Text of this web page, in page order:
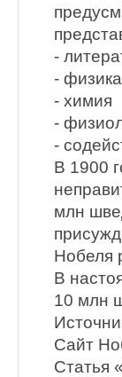
-
- физика
- химия
-
-
В 1900
млн
Нобеля
В
10 млн
Сайт
Статья